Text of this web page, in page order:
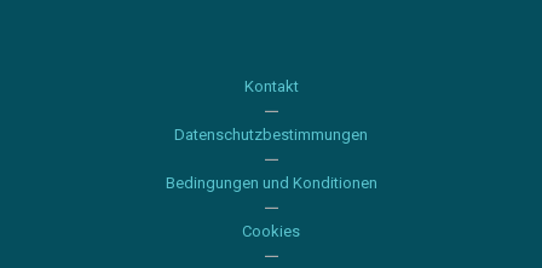
Kontakt
Datenschutzbestimmungen
Bedingungen und Konditionen
Cookies